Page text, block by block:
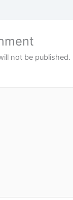
not be published.